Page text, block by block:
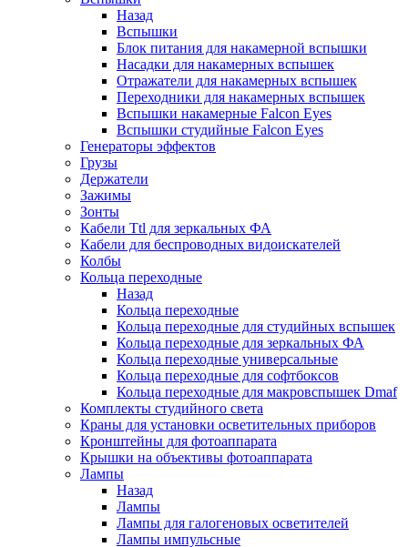
Назад
Вспышки
Блок питания для накамерной вспышки
Насадки для накамерных вспышек
Отражатели для накамерных вспышек
Переходники для накамерных вспышек
Вспышки накамерные Falcon Eyes
Вспышки студийные Falcon Eyes
Генераторы эффектов
Грузы
Держатели
Зажимы
Зонты
Кабели Ttl для зеркальных ФА
Кабели для беспроводных видоискателей
Колбы
Кольца переходные
Назад
Кольца переходные
Кольца переходные для студийных вспышек
Кольца переходные для зеркальных ФА
Кольца переходные универсальные
Кольца переходные для софтбоксов
Кольца переходные для макровспышек Dmaf
Комплекты студийного света
Краны для установки осветительных приборов
Кронштейны для фотоаппарата
Крышки на объективы фотоаппарата
Лампы
Назад
Лампы
Лампы для галогеновых осветителей
Лампы импульсные